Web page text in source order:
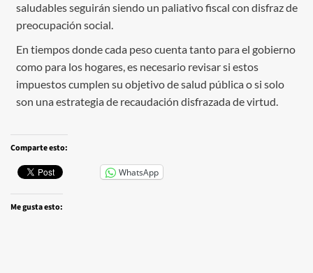
saludables seguirán siendo un paliativo fiscal con disfraz de
preocupación social.
En tiempos donde cada peso cuenta tanto para el gobierno
como para los hogares, es necesario revisar si estos
impuestos cumplen su objetivo de salud pública o si solo
son una estrategia de recaudación disfrazada de virtud.
Comparte esto:
WhatsApp
Me gusta esto: